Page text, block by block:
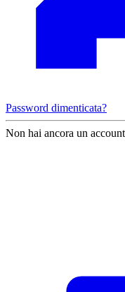
Password dimenticata?
Non hai ancora un